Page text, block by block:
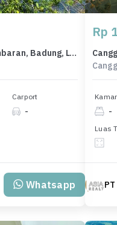
For Sale Tanah Eksklusif di Jimbaran, Badung, LT 9300m²
Carport
-
Whatsapp
Rp
-
Luas